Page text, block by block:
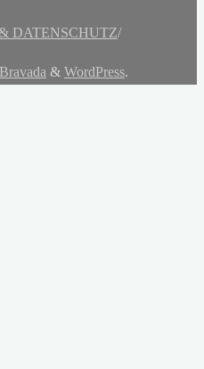
DATENSCHUTZ/
Bravada & WordPress.